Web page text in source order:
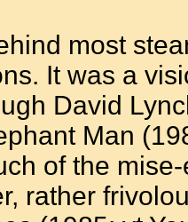
most
It was a
David
Man
of the
rather